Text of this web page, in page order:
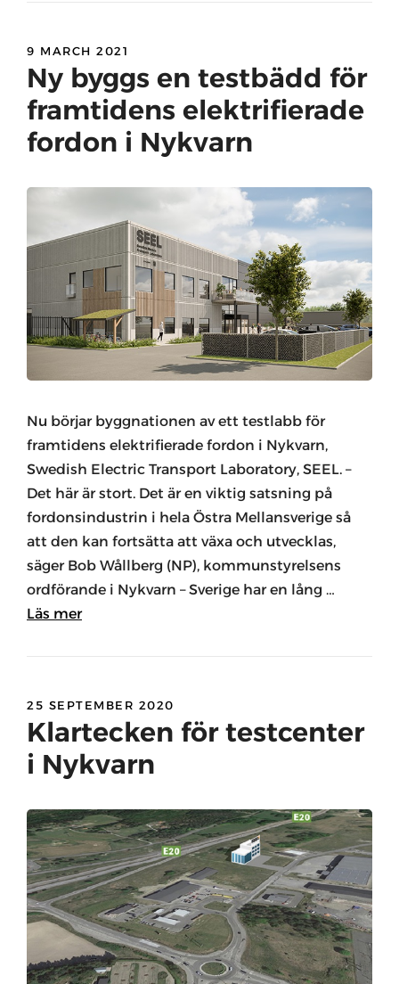
9 MARCH 2021
Ny byggs en testbädd för
framtidens elektrifierade
fordon i Nykvarn
Nu börjar byggnationen av ett testlabb för
framtidens elektrifierade fordon i Nykvarn,
Swedish Electric Transport Laboratory, SEEL. –
Det här är stort. Det är en viktig satsning på
fordonsindustrin i hela Östra Mellansverige så
att den kan fortsätta att växa och utvecklas,
säger Bob Wållberg (NP), kommunstyrelsens
ordförande i Nykvarn – Sverige har en lång …
Läs mer
25 SEPTEMBER 2020
Klartecken för testcenter
i Nykvarn